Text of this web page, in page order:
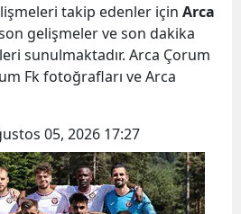
takip edenler için Arca
gelişmeler ve son dakika
sunulmaktadır. Arca Çorum
Fk fotoğrafları ve Arca
05, 2026 17:27